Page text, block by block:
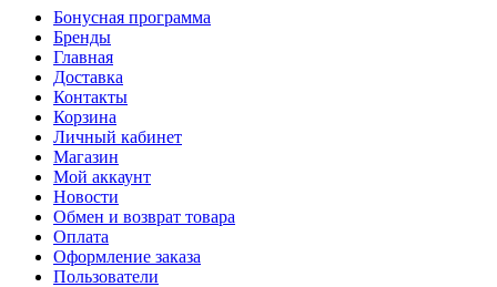
Бонусная программа
Бренды
Главная
Доставка
Контакты
Корзина
Личный кабинет
Магазин
Мой аккаунт
Новости
Обмен и возврат товара
Оплата
Оформление заказа
Пользователи